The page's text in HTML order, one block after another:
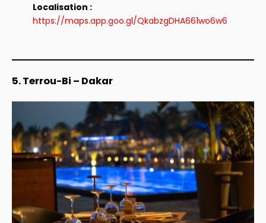
Localisation :
https://maps.app.goo.gl/QkabzgDHA661wo6w6
5.Terrou-Bi – Dakar